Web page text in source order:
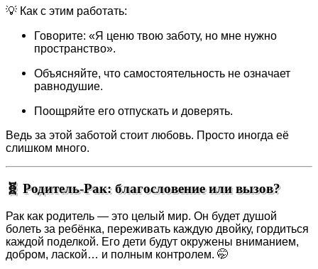
💡 Как с этим работать:
Говорите: «Я ценю твою заботу, но мне нужно
пространство».
Объясняйте, что самостоятельность не означает
равнодушие.
Поощряйте его отпускать и доверять.
Ведь за этой заботой стоит любовь. Просто иногда её
слишком много.
🧬 Родитель-Рак: благословение или вызов?
Рак как родитель — это целый мир. Он будет душой
болеть за ребёнка, переживать каждую двойку, гордиться
каждой поделкой. Его дети будут окружены вниманием,
добром, лаской… и полным контролем. 🤭